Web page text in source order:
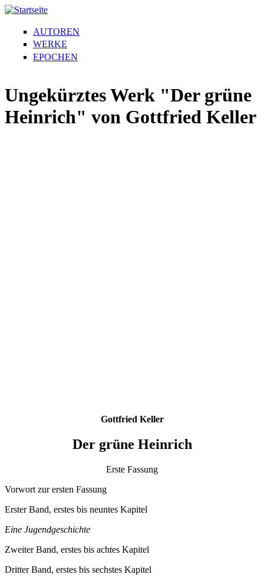
AUTOREN
WERKE
EPOCHEN
Ungekürztes Werk "Der grüne
Heinrich" von Gottfried Keller
Gottfried Keller
Der grüne Heinrich
Erste Fassung
Vorwort zur ersten Fassung
Erster Band, erstes bis neuntes Kapitel
Eine Jugendgeschichte
Zweiter Band, erstes bis achtes Kapitel
Dritter Band, erstes bis sechstes Kapitel